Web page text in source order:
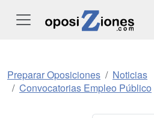
Preparar Oposiciones
Noticias
Convocatorias Empleo Público